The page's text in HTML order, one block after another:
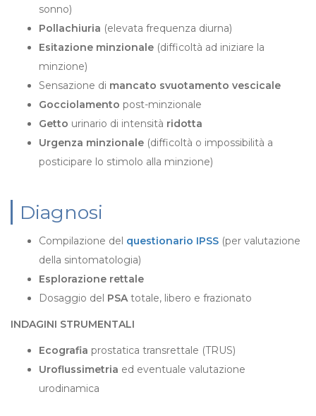
sonno)
Pollachiuria (elevata frequenza diurna)
Esitazione minzionale (difficoltà ad iniziare la
minzione)
Sensazione di mancato svuotamento vescicale
Gocciolamento post-minzionale
Getto urinario di intensità ridotta
Urgenza minzionale (difficoltà o impossibilità a
posticipare lo stimolo alla minzione)
Diagnosi
Compilazione del questionario IPSS (per valutazione
della sintomatologia)
Esplorazione rettale
Dosaggio del PSAtotale, libero e frazionato
INDAGINI STRUMENTALI
Ecografia prostatica transrettale (TRUS)
Uroflussimetria ed eventuale valutazione
urodinamica